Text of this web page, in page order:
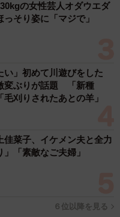
い方によって変わるの
たいと思います。
ットがあり好感です」
かない気がする。分厚
イスのお皿にはもれな
接お茶碗によそうけ
したごはんは器につか
の問題なのかなと思
の女性芸人オダウエダ
そり姿に「マジで」
い」初めて川遊びをした
変ぶりが話題 「新種
刈りされたあとの羊」
佳菜子、イケメン夫と全力
「素敵なご夫婦」
６位以降を見る